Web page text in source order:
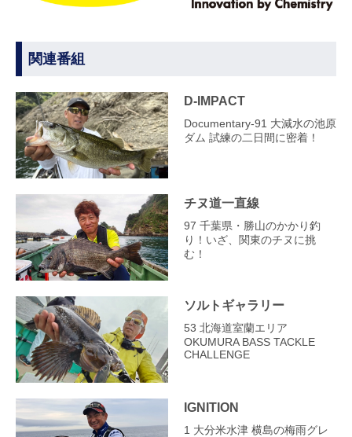
関連番組
D-IMPACT
Documentary-91 大減水の池原
ダム 試練の二日間に密着！
チヌ道一直線
97 千葉県・勝山のかかり釣
り！いざ、関東のチヌに挑
む！
ソルトギャラリー
53 北海道室蘭エリア
OKUMURA BASS TACKLE
CHALLENGE
IGNITION
1 大分米水津 横島の梅雨グレ